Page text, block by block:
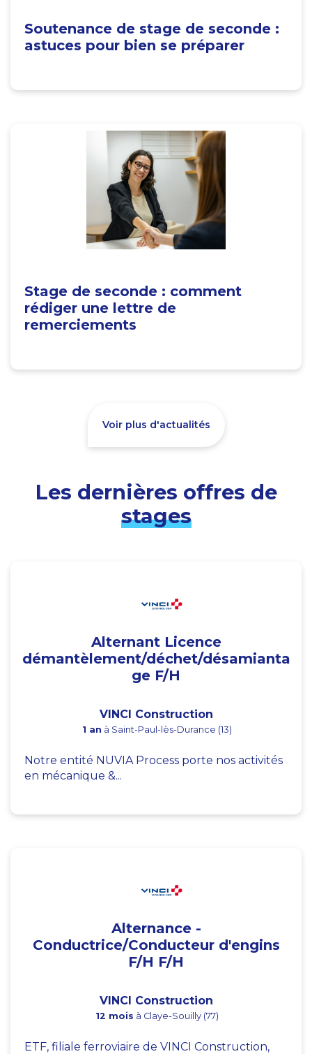
Soutenance de stage de seconde :
astuces pour bien se préparer
Stage de seconde : comment
rédiger une lettre de
remerciements
Voir plus d'actualités
Les dernières offres de
stages
Alternant Licence
démantèlement/déchet/désamianta
ge F/H
VINCI Construction
1 an à Saint-Paul-lès-Durance (13)
Notre entité NUVIA Process porte nos activités
en mécanique &...
Alternance -
Conductrice/Conducteur d'engins
F/H F/H
VINCI Construction
12 mois à Claye-Souilly (77)
ETF, filiale ferroviaire de VINCI Construction,